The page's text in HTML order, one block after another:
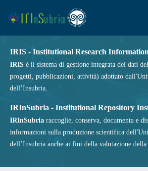
IRIS - Institutional Research
IRIS è il sistema di gestione integrata dei dati
progetti, pubblicazioni, attività) adottato
dell’Insubria.
IRInSubria - Institutional Repository
IRInSubria raccoglie, conserva, documenta e
informazioni sulla produzione scientifica
dell’Insubria anche ai fini della valutazione della